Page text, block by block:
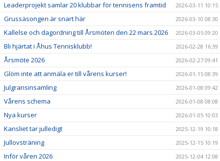
Leaderprojekt samlar 20 klubbar för tennisens framtid 2026-03-11 10:15
Grussäsongen är snart här 2026-03-10 08:30
Kallelse och dagordning till Årsmöten den 22 mars 2026 2026-03-05 09:20
Bli hjärtat i Åhus Tennisklubb! 2026-02-28 16:39
Årsmöte 2026 2026-02-27 09:41
Glöm inte att anmäla er till vårens kurser! 2026-01-15 08:39
Julgransinsamling 2026-01-08 09:42
Vårens schema 2026-01-08 08:08
Nya kurser 2026-01-05 10:03
Kansliet tar julledigt 2025-12-19 10:18
Jullovsträning 2025-12-15 10:19
Inför våren 2026 2025-12-04 12:08